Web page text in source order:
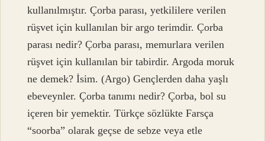
kullanılmıştır. Çorba parası, yetkililere verilen
rüşvet için kullanılan bir argo terimdir. Çorba
parası nedir? Çorba parası, memurlara verilen
rüşvet için kullanılan bir tabirdir. Argoda moruk
ne demek? İsim. (Argo) Gençlerden daha yaşlı
ebeveynler. Çorba tanımı nedir? Çorba, bol su
içeren bir yemektir. Türkçe sözlükte Farsça
“soorba” olarak geçse de sebze veya etle